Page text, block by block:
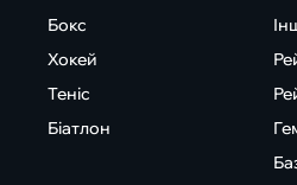
Бокс
Хокей
Теніс
Біатлон